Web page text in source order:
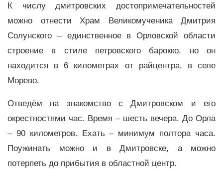
К числу дмитровских достопримечательностей
можно отнести Храм Великомученика Дмитрия
Солунского – единственное в Орловской области
строение в стиле петровского барокко, но он
находится в 6 километрах от райцентра, в селе
Морево.
Отведём на знакомство с Дмитровском и его
окрестностями час. Время – шесть вечера. До Орла
– 90 километров. Ехать – минимум полтора часа.
Поужинать можно и в Дмитровске, а можно
потерпеть до прибытия в областной центр.